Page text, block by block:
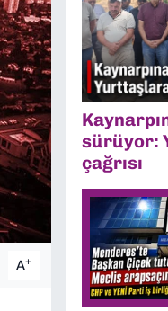
A+
sürüyor:
çağrısı